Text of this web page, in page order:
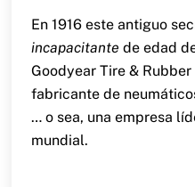
En 1916 este antiguo
incapacitante de edad
Goodyear Tire &
fabricante de
… o sea, una empresa
mundial.